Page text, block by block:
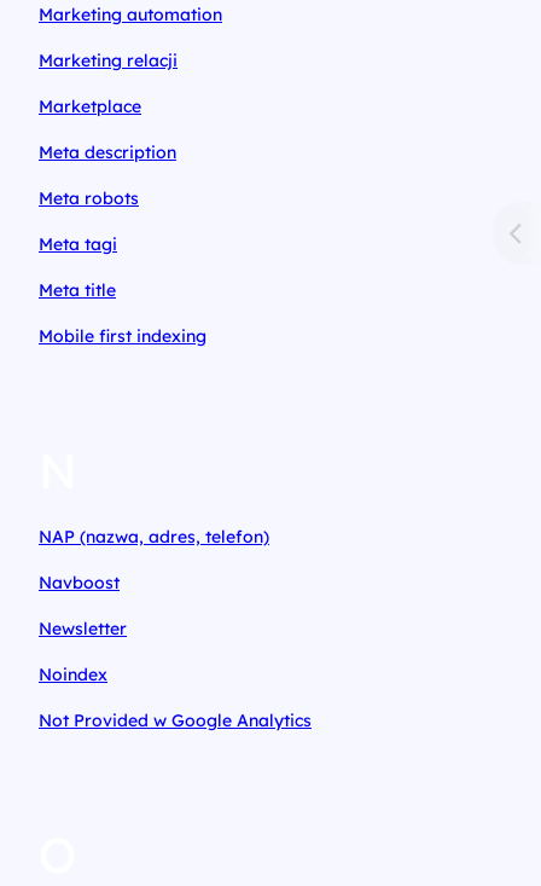
Marketing automation
Marketing relacji
Marketplace
Meta description
Meta robots
Meta tagi
Meta title
Mobile first indexing
NAP (nazwa, adres, telefon)
Navboost
Newsletter
Noindex
Not Provided w Google Analytics